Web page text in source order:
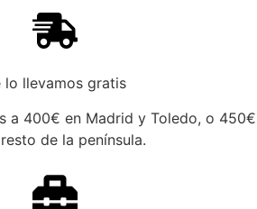
lo llevamos gratis
a 400€ en Madrid y Toledo, o 450€
de la península.